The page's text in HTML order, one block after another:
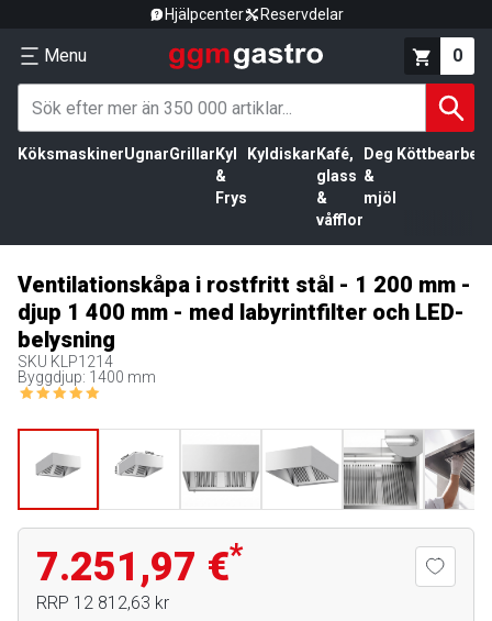
Hjälpcenter Reservdelar
Menu 0
KöksmaskinerUgnarGrillar Kyl
&
Frys
Kyldiskar Kafé,
glass
&
våfflor
Deg
&
mjöl
Ventilationskåpa i rostfritt stål - 1 200 mm -
djup 1 400 mm - med labyrintfilter och LED-
belysning
SKU KLP1214
Byggdjup: 1400 mm
7.251,97 €*
RRP 12 812,63 kr